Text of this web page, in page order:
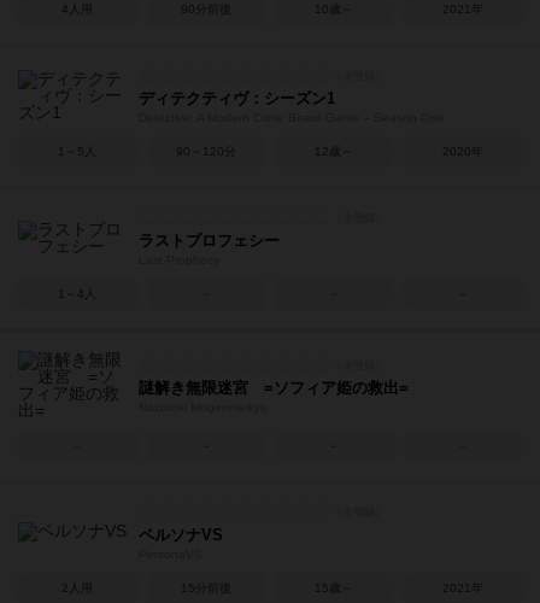
4人用 90分前後 10歳～ 2021年
ディテクティヴ：シーズン1
1～5人 90～120分 12歳～ 2020年
ラストプロフェシー
1～4人
謎解き無限迷宮 =ソフィア姫の救出=
ペルソナVS
2人用 15分前後 15歳～ 2021年